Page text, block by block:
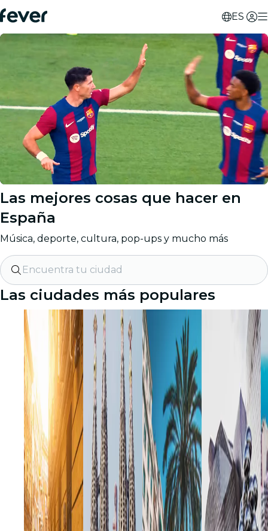
ES
Las mejores cosas que hacer en
España
Música, deporte, cultura, pop-ups y mucho más
Encuentra tu ciudad
Las ciudades más populares